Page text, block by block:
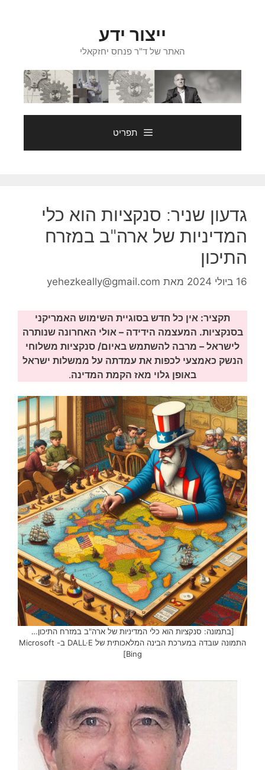
ייצור ידע
האתר של ד"ר פנחס יחזקאלי
תפריט
גדעון שניר: סנקציות הוא כלי
המדיניות של ארה"ב במזרח
התיכון
16 ביולי 2024 מאת yehezkeally@gmail.com
תקציר: אין כל חדש בסוגיית השימוש האמריקני
בסנקציות. המעצמה הידידה – אולי האחרונה שנותרה
לישראל – מרבה להשתמש באיום/ סנקציות משלוחי
הנשק כאמצעי לכפות את עמדתה על ממשלות ישראל
באופן גלוי מאז הקמת המדינה.
[בתמונה: סנקציות הוא כלי המדיניות של ארה"ב במזרח התיכון…
התמונה עובדה במערכת הבינה המלאכותית של DALL·E ב- Microsoft
Bing]